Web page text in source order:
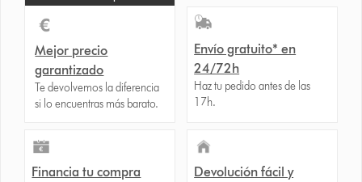
Mejor precio
garantizado
Te devolvemos la diferencia
si lo encuentras más barato.
Envío gratuito* en
24/72h
Haz tu pedido antes de las
17h.
Financia tu compra
Devolución fácil y